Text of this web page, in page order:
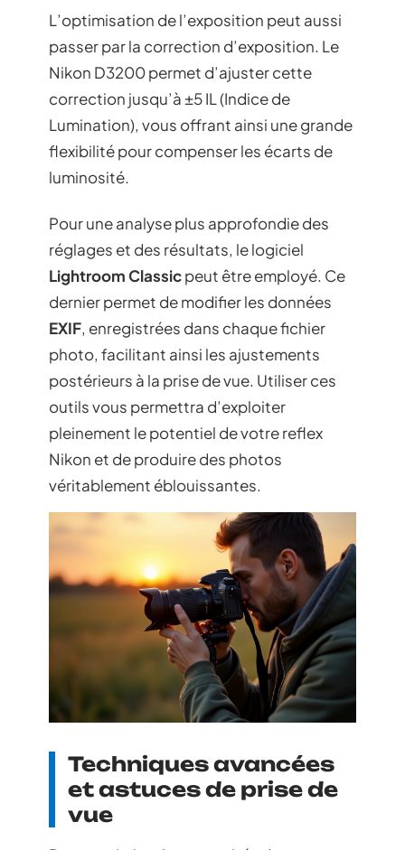
L’optimisation de l’exposition peut aussi
passer par la correction d’exposition. Le
Nikon D3200 permet d’ajuster cette
correction jusqu’à ±5 IL (Indice de
Lumination), vous offrant ainsi une grande
flexibilité pour compenser les écarts de
luminosité.
Pour une analyse plus approfondie des
réglages et des résultats, le logiciel
Lightroom Classicpeut être employé. Ce
dernier permet de modifier les données
EXIF, enregistrées dans chaque fichier
photo, facilitant ainsi les ajustements
postérieurs à la prise de vue. Utiliser ces
outils vous permettra d’exploiter
pleinement le potentiel de votre reflex
Nikon et de produire des photos
véritablement éblouissantes.
Techniques avancées
et astuces de prise de
vue